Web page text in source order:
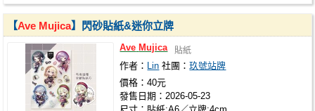
【Ave Mujica】閃砂貼紙&迷你立牌
Ave Mujica 貼紙
作者： Lin 社團：玖號站牌
價格：40元
發售日期：2026-05-23